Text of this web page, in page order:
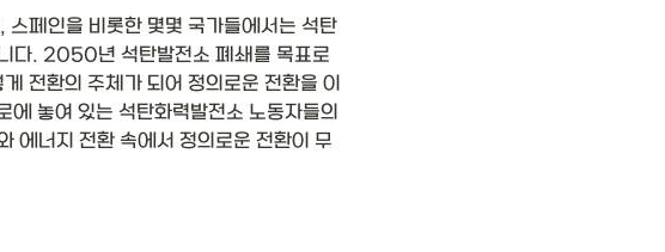
페인을 비롯한 몇몇 국가들에서는 석탄
다. 2050년 석탄발전소 폐쇄를 목표로
전환의 주체가 되어 정의로운 전환을 이
놓여 있는 석탄화력발전소 노동자들의
에너지 전환 속에서 정의로운 전환이 무